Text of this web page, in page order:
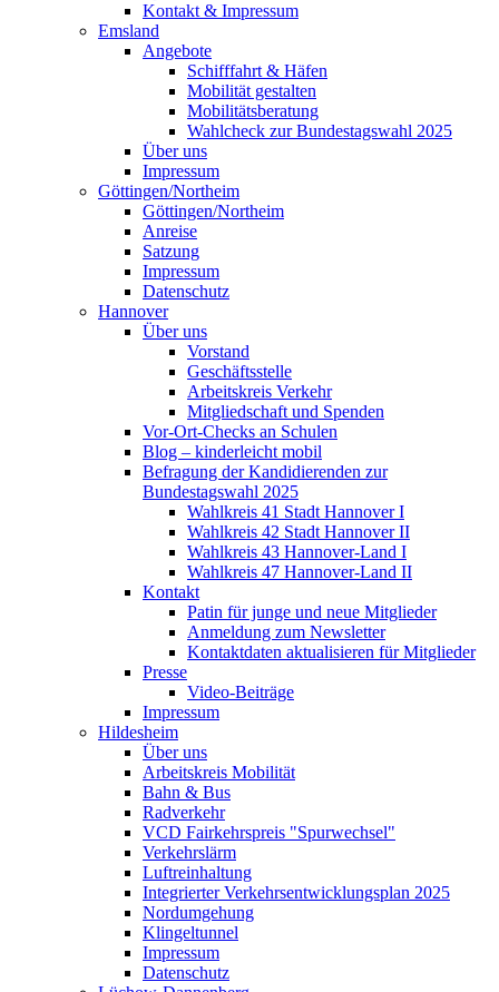
Kontakt & Impressum
Emsland
Angebote
Schifffahrt & Häfen
Mobilität gestalten
Mobilitätsberatung
Wahlcheck zur Bundestagswahl 2025
Über uns
Impressum
Göttingen/Northeim
Göttingen/Northeim
Anreise
Satzung
Impressum
Datenschutz
Hannover
Über uns
Vorstand
Geschäftsstelle
Arbeitskreis Verkehr
Mitgliedschaft und Spenden
Vor-Ort-Checks an Schulen
Blog – kinderleicht mobil
Befragung der Kandidierenden zur
Bundestagswahl 2025
Wahlkreis 41 Stadt Hannover I
Wahlkreis 42 Stadt Hannover II
Wahlkreis 43 Hannover-Land I
Wahlkreis 47 Hannover-Land II
Kontakt
Patin für junge und neue Mitglieder
Anmeldung zum Newsletter
Kontaktdaten aktualisieren für Mitglieder
Presse
Video-Beiträge
Impressum
Hildesheim
Über uns
Arbeitskreis Mobilität
Bahn & Bus
Radverkehr
VCD Fairkehrspreis "Spurwechsel"
Verkehrslärm
Luftreinhaltung
Integrierter Verkehrsentwicklungsplan 2025
Nordumgehung
Klingeltunnel
Impressum
Datenschutz